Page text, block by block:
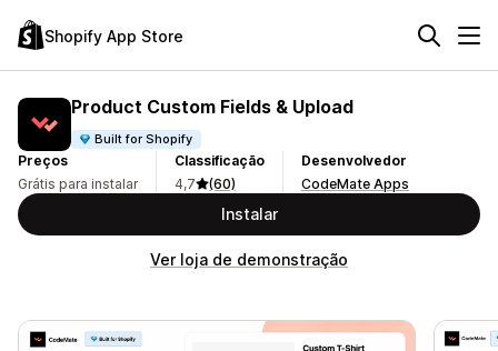
Shopify App Store
Product Custom Fields & Upload
Built for Shopify
Preços
Grátis para instalar
Classificação
4,7
(60)
Desenvolvedor
CodeMate Apps
Instalar
Ver loja de demonstração